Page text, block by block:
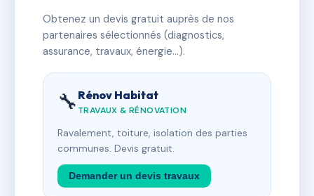
Obtenez un devis gratuit auprès de nos
partenaires sélectionnés (diagnostics,
assurance, travaux, énergie…).
🔧 Rénov Habitat
TRAVAUX & RÉNOVATION
Ravalement, toiture, isolation des parties
communes. Devis gratuit.
Demander un devis travaux